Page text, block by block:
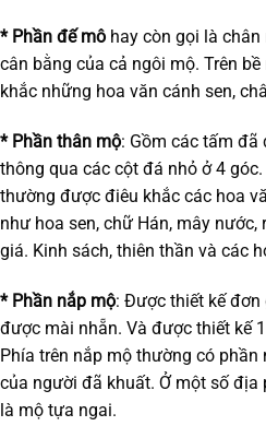
* Phần đế mô hay còn gọi là
cân bằng của cả ngôi mộ. Trên
khắc những hoa văn cánh sen,
* Phần thân mộ: Gồm các tấm đã
thông qua các cột đá nhỏ ở 4
thường được điêu khắc các hoa
như hoa sen, chữ Hán, mây
giá. Kinh sách, thiên thần và các
* Phần nắp mộ: Được thiết kế
được mài nhẵn. Và được thiết kế
Phía trên nắp mộ thường có phần
của người đã khuất. Ở một số địa
là mộ tựa ngai.